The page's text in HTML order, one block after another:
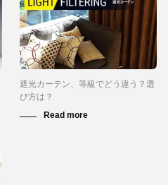
遮光カーテン、等級でどう違う？選
び方は？